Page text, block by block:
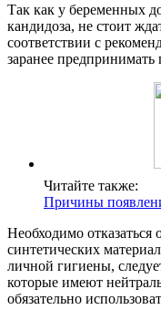
Так как у беременных
кандидоза, не стоит
соответствии с
заранее
Читайте также:
Причины
Необходимо
синтетических
личной гигиены,
которые имеют
обязательно